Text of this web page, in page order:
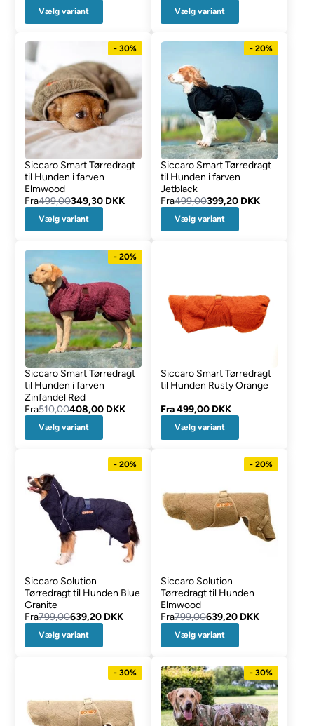
Vælg variant Vælg variant
- 30%
Siccaro Smart Tørredragt
til Hunden i farven
Elmwood
Fra499,00349,30 DKK
Vælg variant
- 20%
Siccaro Smart Tørredragt
til Hunden i farven
Jetblack
Fra499,00399,20 DKK
Vælg variant
- 20%
Siccaro Smart Tørredragt
til Hunden i farven
Zinfandel Rød
Fra510,00408,00 DKK
Vælg variant
Siccaro Smart Tørredragt
til Hunden Rusty Orange
Fra499,00 DKK
Vælg variant
- 20%
Siccaro Solution
Tørredragt til Hunden Blue
Granite
Fra799,00639,20 DKK
Vælg variant
- 20%
Siccaro Solution
Tørredragt til Hunden
Elmwood
Fra799,00639,20 DKK
Vælg variant
- 30% - 30%